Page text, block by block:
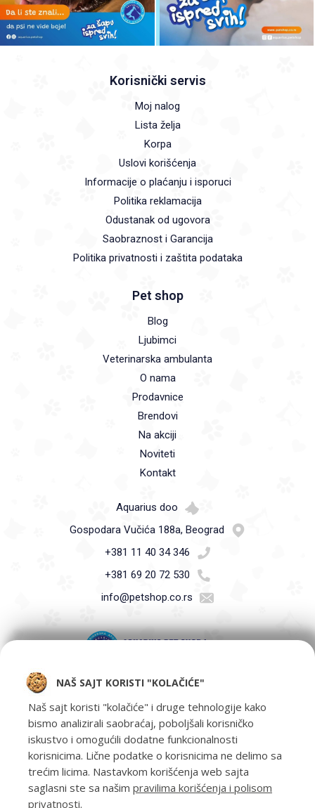
Korisnički servis
Moj nalog
Lista želja
Korpa
Uslovi korišćenja
Informacije o plaćanju i isporuci
Politika reklamacija
Odustanak od ugovora
Saobraznost i Garancija
Politika privatnosti i zaštita podataka
Pet shop
Blog
Ljubimci
Veterinarska ambulanta
O nama
Prodavnice
Brendovi
Na akciji
Noviteti
Kontakt
Aquarius doo
Gospodara Vučića 188a, Beograd
+381 11 40 34 346
+381 69 20 72 530
info@petshop.co.rs
Pet Shop Aquarius - Vaši ljubimci zaslužuju samo najbolje -
oprema za kućne ljubimce i hrana za kućne ljubimce Beograd.
NAŠ SAJT KORISTI "KOLAČIĆE"
Naš sajt koristi "kolačiće" i druge tehnologije kako
bismo analizirali saobraćaj, poboljšali korisničko
iskustvo i omogućili dodatne funkcionalnosti
korisnicima. Lične podatke o korisnicima ne delimo sa
trećim licima. Nastavkom korišćenja web sajta
saglasni ste sa našim pravilima korišćenja i polisom
privatnosti.